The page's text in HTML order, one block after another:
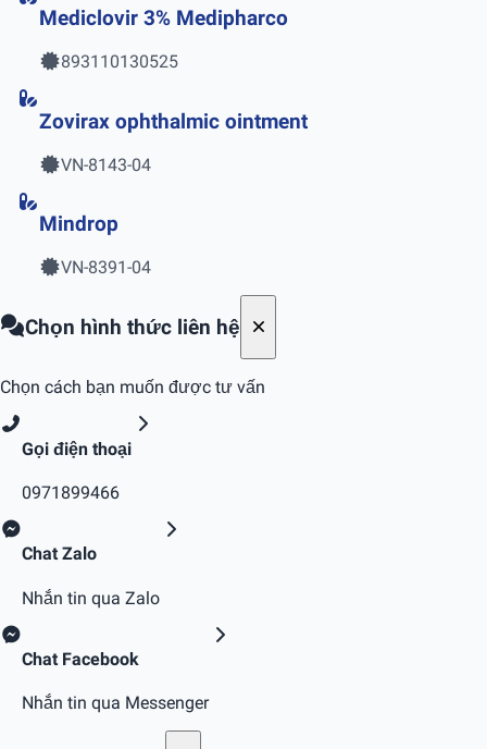
Mediclovir 3% Medipharco
893110130525
Zovirax ophthalmic ointment
VN-8143-04
Mindrop
VN-8391-04
Chọn hình thức liên hệ
Chọn cách bạn muốn được tư vấn
Gọi điện thoại
0971899466
Chat Zalo
Nhắn tin qua Zalo
Chat Facebook
Nhắn tin qua Messenger